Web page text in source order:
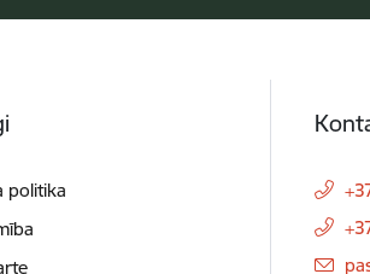
politika
E-